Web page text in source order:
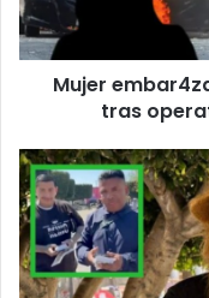
tras
operativo
contra
Mujer
tras
Predicadores
intentan
evangelizar
a
joven
“therian”